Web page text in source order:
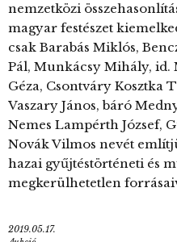
nemzetközi
magyar festészet
csak Barabás Miklós,
Pál, Munkácsy Mihály, id.
Géza, Csontváry Kosztka
Vaszary János, báró
Nemes Lampérth József,
Novák Vilmos nevét
hazai gyűjtéstörténeti és
megkerülhetetlen
2019.05.17.